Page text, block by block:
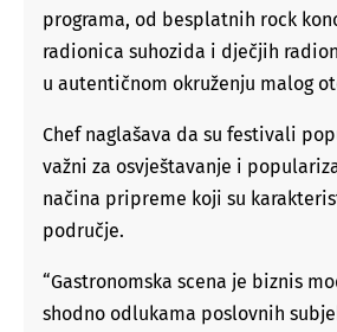
programa, od besplatnih rock
radionica suhozida i dječjih
u autentičnom okruženju malog
Chef naglašava da su festivali
važni za osvještavanje i
načina pripreme koji su
područje.
“Gastronomska scena je biznis
shodno odlukama poslovnih